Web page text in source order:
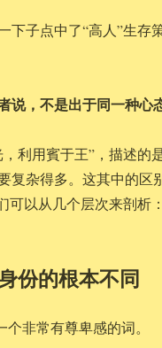
下子点中了“高人”生存
说，不是出于同一种心
，利用賓于王”，描述
复杂得多。这其中的区
可以从几个层次来剖析：
份的根本不同
非常有尊卑感的词。